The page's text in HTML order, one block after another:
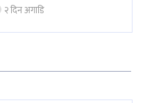
२ दिन अगाडि